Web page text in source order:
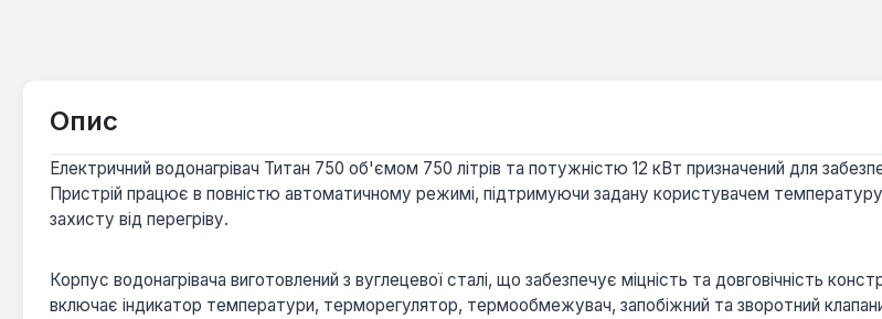
Опис
Електричний водонагрівач Титан 750 об'ємом 750 літрів та потужністю 12 кВт призначений для
Пристрій працює в повністю автоматичному режимі, підтримуючи задану користувачем
захисту від перегріву.
Корпус водонагрівача виготовлений з вуглецевої сталі, що забезпечує міцність та довговічність
включає індикатор температури, терморегулятор, термообмежувач, запобіжний та зворотний